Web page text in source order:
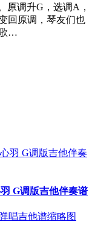
原调升G，选调A，
回原调，琴友们也
…
G调版吉他伴奏谱